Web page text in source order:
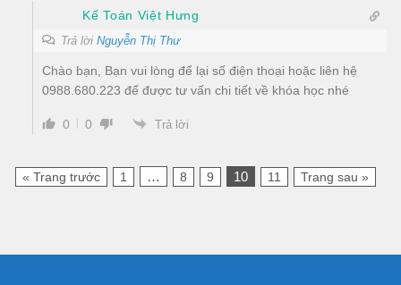
Kế Toán Việt Hưng
Trả lời Nguyễn Thị Thư
Chào bạn, Bạn vui lòng để lại số điện thoại hoặc liên hệ
0988.680.223 để được tư vấn chi tiết về khóa học nhé
0 0 Trả lời
« Trang trước 1 … 8 9 10 11 Trang sau »